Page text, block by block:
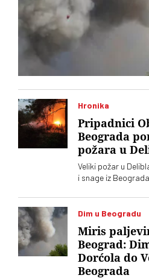
Hronika
Pripadnici
Beograda
požara u
Veliki požar u
i snage iz
devet terenskih
područje Šumarka
Dim u Beogradu
Miris
Beograd:
Dorćola do
Beograda